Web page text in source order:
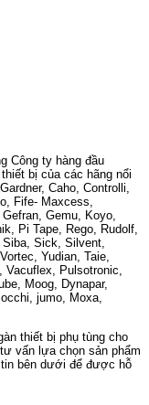
Công ty hàng đầu
bị của các hãng nổi
Caho, Controlli,
Fife- Maxcess,
Gemu, Koyo,
Pi Tape, Rego, Rudolf,
Sick, Silvent,
Yudian, Taie,
Pulsotronic,
Moog, Dynapar,
jumo, Moxa,
thiết bị phụ tùng cho
vấn lựa chọn sản phẩm
bên dưới để được hỗ